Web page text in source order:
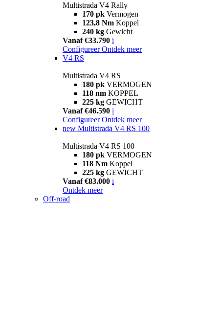
Multistrada V4 Rally
170 pk Vermogen
123,8 Nm Koppel
240 kg Gewicht
Vanaf €33.790 i
Configureer Ontdek meer
V4 RS
Multistrada V4 RS
180 pk VERMOGEN
118 nm KOPPEL
225 kg GEWICHT
Vanaf €46.590 i
Configureer Ontdek meer
new Multistrada V4 RS 100
Multistrada V4 RS 100
180 pk VERMOGEN
118 Nm Koppel
225 kg GEWICHT
Vanaf €83.000 i
Ontdek meer
Off-road